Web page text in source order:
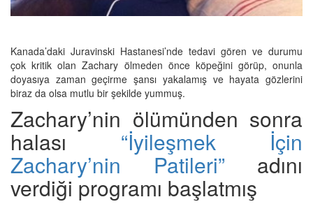
Kanada’daki Juravinski Hastanesi’nde tedavi gören ve durumu
çok kritik olan Zachary ölmeden önce köpeğini görüp, onunla
doyasıya zaman geçirme şansı yakalamış ve hayata gözlerini
biraz da olsa mutlu bir şekilde yummuş.
Zachary’nin ölümünden sonra
halası “İyileşmek İçin
Zachary’nin Patileri” adını
verdiği programı başlatmış